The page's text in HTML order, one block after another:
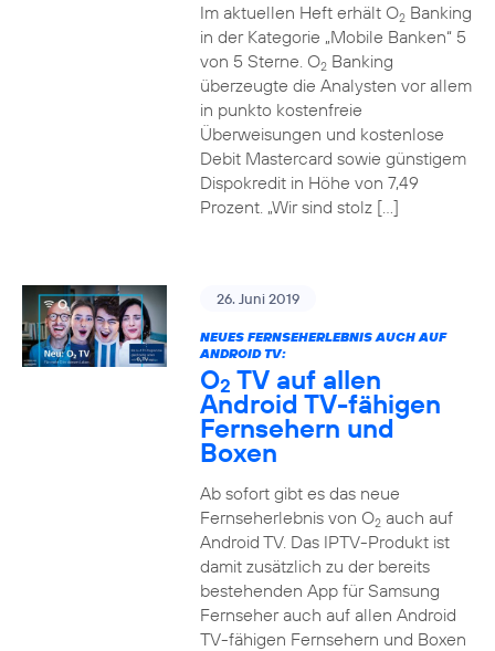
Im aktuellen Heft erhält O2Banking
in der Kategorie „Mobile Banken“ 5
von 5 Sterne. O2Banking
überzeugte die Analysten vor allem
in punkto kostenfreie
Überweisungen und kostenlose
Debit Mastercard sowie günstigem
Dispokredit in Höhe von 7,49
Prozent. „Wir sind stolz […]
26. Juni 2019
NEUES FERNSEHERLEBNIS AUCH AUF
ANDROID TV:
O2 TV auf allen
Android TV-fähigen
Fernsehern und
Boxen
Ab sofort gibt es das neue
Fernseherlebnis von O2auch auf
Android TV. Das IPTV-Produkt ist
damit zusätzlich zu der bereits
bestehenden App für Samsung
Fernseher auch auf allen Android
TV-fähigen Fernsehern und Boxen